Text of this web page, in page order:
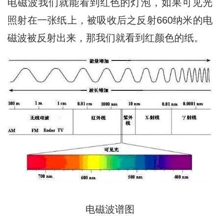
电磁波我们就能看到红色的灯泡，如果可见光
照射在一张纸上，被吸收后之反射660纳米的电
磁波被反射出来，那我们就看到红颜色的纸。
电磁波谱图